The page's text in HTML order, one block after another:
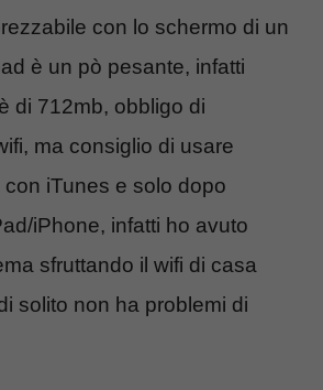
con lo schermo di un
è un pò pesante, infatti
di 712mb, obbligo di
ma consiglio di usare
con iTunes e solo dopo
iPhone, infatti ho avuto
sfruttando il wifi di casa
solito non ha problemi di